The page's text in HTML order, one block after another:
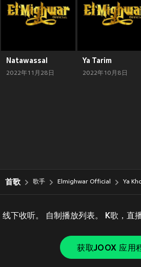
Natawassal
2022年11月28日
Ya Tarim
2022年10月8日
首歌 歌手 Elmighwar Official Ya
线下收听。 自制播放列表。 K歌，直
获取JOOX 应用